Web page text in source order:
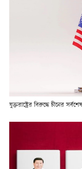
যুক্তরাষ্ট্রের বিরুদ্ধে চীনের